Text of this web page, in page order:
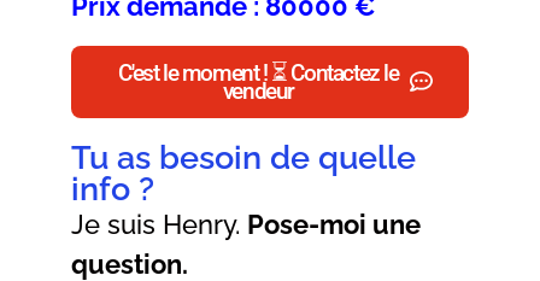
C'est le moment ! ⏳ Contactez le
vendeur
Je suis Henry. Pose-moi une
question.
Tu as besoin de quelle
info ?